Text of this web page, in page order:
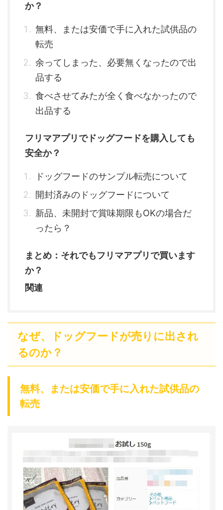
か？
無料、または安価で手に入れた試供品の
転売
余ってしまった、必要無くなったので出
品する
食べさせてみたが全く食べなかったので
出品する
フリマアプリでドッグフードを購入しても
安全か？
ドッグフードのサンプル転売について
開封済みのドッグフードについて
新品、未開封で賞味期限もOKの場合だ
ったら？
まとめ：それでもフリマアプリで買います
か？
関連
なぜ、ドッグフードが売りに出され
るのか？
無料、または安価で手に入れた試供品の
転売